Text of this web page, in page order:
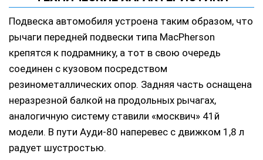
Подвеска автомобиля устроена таким образом, что
рычаги передней подвески типа MacPherson
крепятся к подрамнику, а тот в свою очередь
соединен с кузовом посредством
резинометаллических опор. Задняя часть оснащена
неразрезной балкой на продольных рычагах,
аналогичную систему ставили «москвич» 41й
модели. В пути Ауди-80 наперевес с движком 1,8 л
радует шустростью.